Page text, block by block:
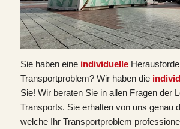
Sie haben eine individuelle
Transportproblem? Wir haben die
Sie! Wir beraten Sie in allen Fragen der
Transports. Sie erhalten von uns genau
welche Ihr Transportproblem